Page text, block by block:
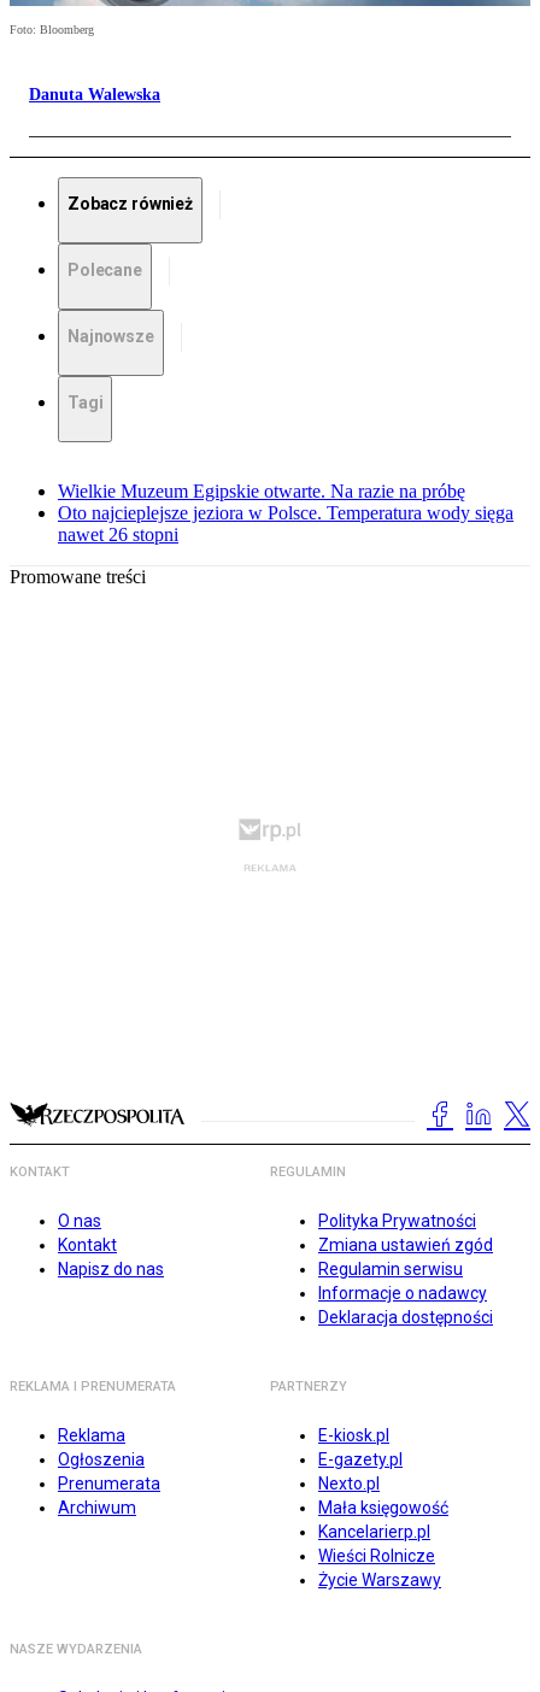
Foto: Bloomberg
Danuta Walewska
Zobacz również
Polecane
Najnowsze
Tagi
Wielkie Muzeum Egipskie otwarte. Na razie na próbę
Oto najcieplejsze jeziora w Polsce. Temperatura wody sięga
nawet 26 stopni
Promowane treści
KONTAKT
O nas
Kontakt
Napisz do nas
REGULAMIN
Polityka Prywatności
Zmiana ustawień zgód
Regulamin serwisu
Informacje o nadawcy
Deklaracja dostępności
REKLAMA I PRENUMERATA
Reklama
Ogłoszenia
Prenumerata
Archiwum
PARTNERZY
E-kiosk.pl
E-gazety.pl
Nexto.pl
Mała księgowość
Kancelarierp.pl
Wieści Rolnicze
Życie Warszawy
NASZE WYDARZENIA